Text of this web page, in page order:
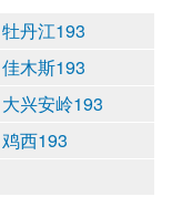
牡丹江193
佳木斯193
大兴安岭193
鸡西193